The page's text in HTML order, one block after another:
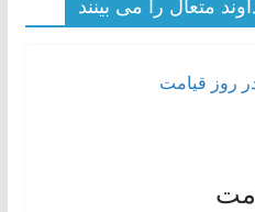
متعال را می بینند